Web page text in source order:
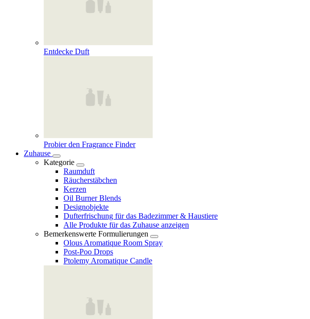
Entdecke Duft
Probier den Fragrance Finder
Zuhause
Kategorie
Raumduft
Räucherstäbchen
Kerzen
Oil Burner Blends
Designobjekte
Dufterfrischung für das Badezimmer & Haustiere
Alle Produkte für das Zuhause anzeigen
Bemerkenswerte Formulierungen
Olous Aromatique Room Spray
Post-Poo Drops
Ptolemy Aromatique Candle